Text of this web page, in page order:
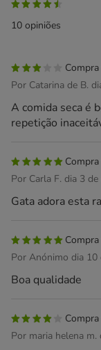
10 opiniões
Por Catarina de B.
A comida seca é
repetição
Por Carla F. dia 3
Gata adora esta
Por Anónimo dia 10
Boa qualidade
Por maria helena